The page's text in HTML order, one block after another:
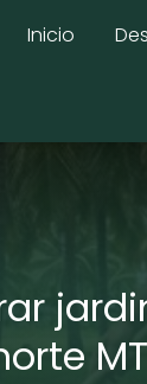
Inicio
MT